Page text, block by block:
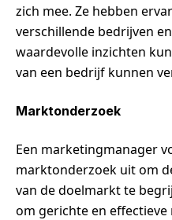
zich mee. Ze hebben
verschillende bedrijven
waardevolle inzichten
van een bedrijf kunnen
Marktonderzoek
Een marketingmanager
marktonderzoek uit om
van de doelmarkt te
om gerichte en